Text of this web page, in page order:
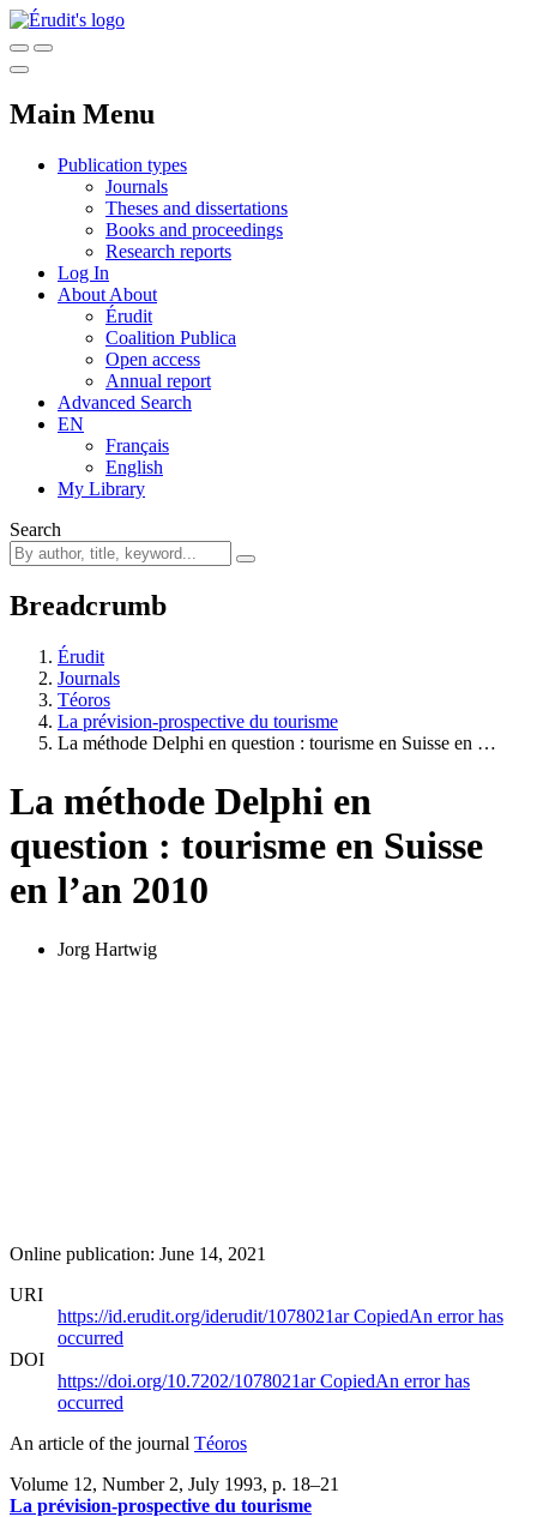
Main Menu
Publication types
Journals
Theses and dissertations
Books and proceedings
Research reports
Log In
About About
Érudit
Coalition Publica
Open access
Annual report
Advanced Search
EN
Français
English
My Library
Search
Breadcrumb
Érudit
Journals
Téoros
La prévision-prospective du tourisme
La méthode Delphi en question : tourisme en Suisse en …
La méthode Delphi en
question : tourisme en Suisse
en l’an 2010
Jorg Hartwig
Online publication: June 14, 2021
URI
https://id.erudit.org/iderudit/1078021arCopiedAn error has
occurred
DOI
https://doi.org/10.7202/1078021arCopiedAn error has
occurred
An article of the journal Téoros
Volume 12, Number 2, July 1993, p. 18–21
La prévision-prospective du tourisme